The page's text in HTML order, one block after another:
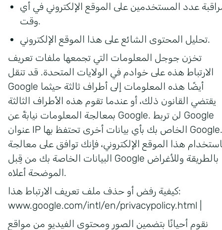
عدد المستخدمين على الموقع الإلكتروني في أي
وقت.
تحليل المحتوى الشائع على هذا الموقع الإلكتروني.
تخزن جوجل المعلومات التي تجمعها ملفات تعريف
الارتباط هذه على خوادم في الولايات المتحدة. قد تنقل
Google أيضًا هذه المعلومات إلى أطراف ثالثة حيثما
يقتضي القانون ذلك، أو عندما تقوم هذه الأطراف الثالثة
بمعالجة المعلومات نيابةً عن Google. لن تربط Google
عنوان IP الخاص بك بأي بيانات أخرى تحتفظ بها Google.
هذا الموقع الإلكتروني، فإنك توافق على معالجة
البيانات الخاصة بك من قِبل Google بالطريقة وللأغراض
الموضحة أعلاه.
كيفية رفض أو حذف ملف تعريف الارتباط هذا:
www.google.com/intl/en/privacypolicy.html
نقوم أحيانًا بتضمين الصور ومحتوى الفيديو من مواقع